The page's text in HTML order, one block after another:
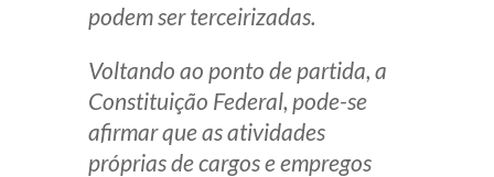
podem ser terceirizadas.
Voltando ao ponto de partida, a
Constituição Federal, pode-se
afirmar que as atividades
próprias de cargos e empregos